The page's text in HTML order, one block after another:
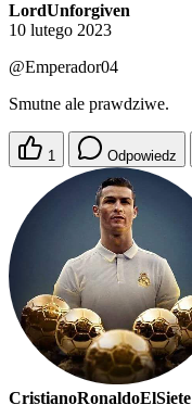
LordUnforgiven
10 lutego 2023
@Emperador04
Smutne ale prawdziwe.
1 Odpowiedz
CristianoRonaldoElSiete